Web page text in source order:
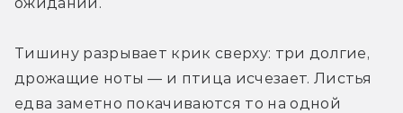
Тишину разрывает крик сверху: три долгие,
дрожащие ноты — и птица исчезает. Листья
едва заметно покачиваются то на одной